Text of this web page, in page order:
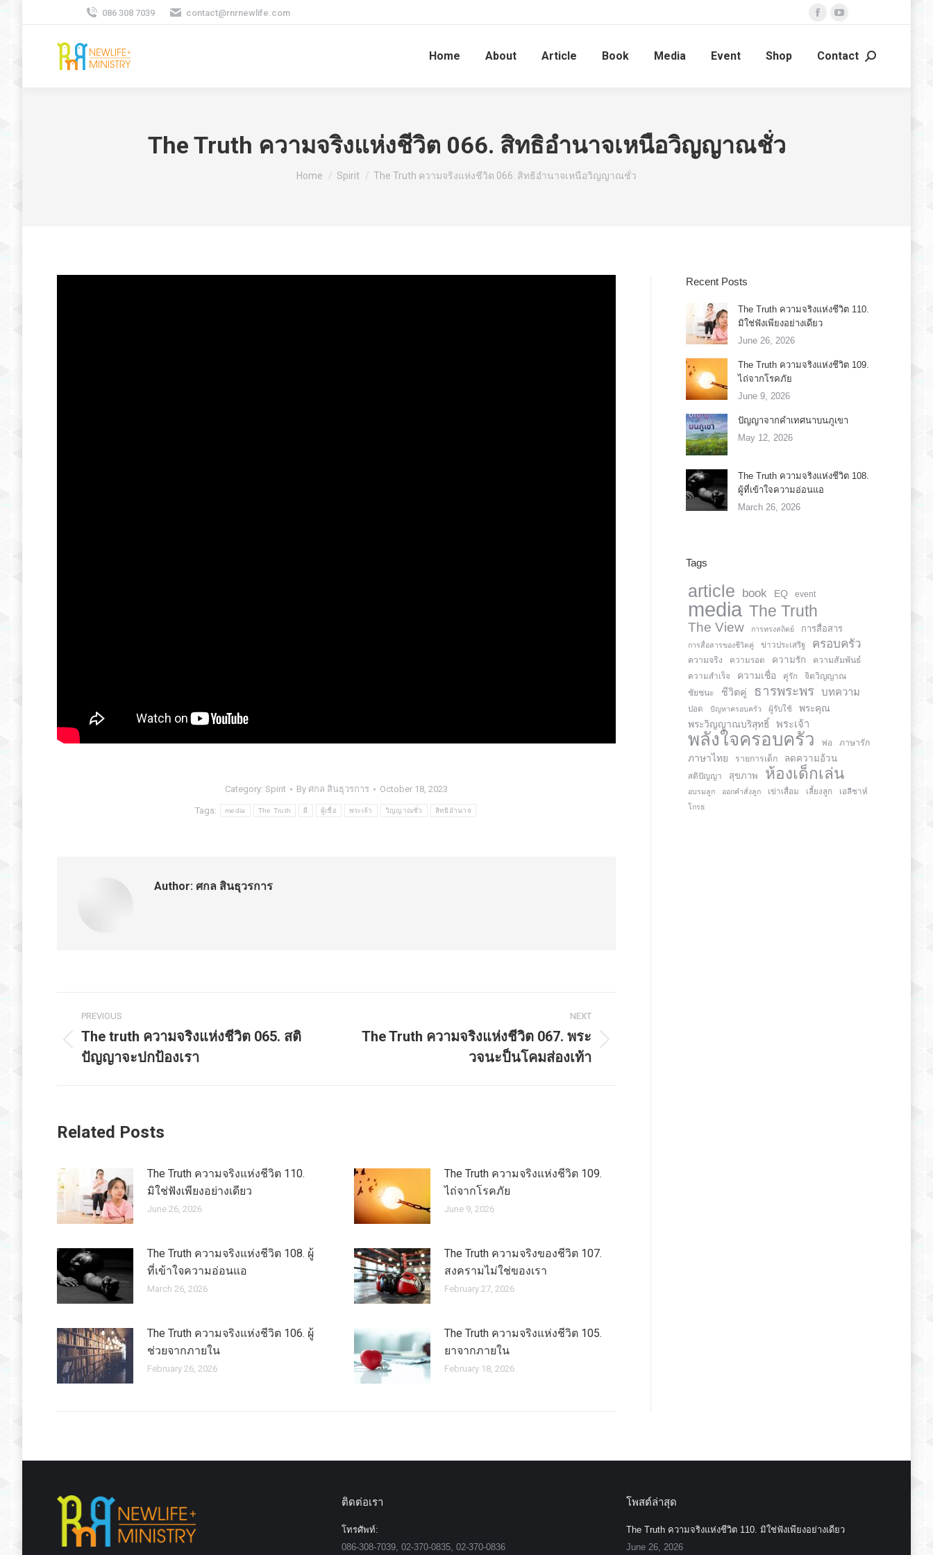
086 308 7039 contact@rnrnewlife.com
Facebook
opens
YouTube
opens
Home About Article Book Media Event Shop Contact Search:
The Truth ความจริงแห่งชีวิต 066. สิทธิอำนาจเหนือวิญญาณชั่ว
You are here:
Home Spirit The Truth ความจริงแห่งชีวิต 066. สิทธิอำนาจเหนือวิญญาณชั่ว
Category: Spirit By ศกล สินธุวรการ October 18, 2023
Tags: media The Truth ผี ผู้เชื่อ พระเจ้า วิญญาณชั่ว สิทธิอำนาจ
Author: ศกล สินธุวรการ
Post
navigation
PREVIOUS
post:
The truth ความจริงแห่งชีวิต 065. สติ
ปัญญาจะปกป้องเรา
NEXT
The Truth ความจริงแห่งชีวิต 067. พระ
วจนะป็นโคมส่องเท้า
Related Posts
The Truth ความจริงแห่งชีวิต 110.
มิใช่ฟังเพียงอย่างเดียว
June 26, 2026
The Truth ความจริงแห่งชีวิต 109.
ไถ่จากโรคภัย
June 9, 2026
The Truth ความจริงแห่งชีวิต 108. ผู้
ที่เข้าใจความอ่อนแอ
March 26, 2026
The Truth ความจริงของชีวิต 107.
สงครามไม่ใช่ของเรา
February 27, 2026
The Truth ความจริงแห่งชีวิต 106. ผู้
ช่วยจากภายใน
February 26, 2026
The Truth ความจริงแห่งชีวิต 105.
ยาจากภายใน
February 18, 2026
Recent Posts
The Truth ความจริงแห่งชีวิต 110.
มิใช่ฟังเพียงอย่างเดียว
June 26, 2026
The Truth ความจริงแห่งชีวิต 109.
ไถ่จากโรคภัย
June 9, 2026
ปัญญาจากคำเทศนาบนภูเขา
May 12, 2026
The Truth ความจริงแห่งชีวิต 108.
ผู้ที่เข้าใจความอ่อนแอ
March 26, 2026
Tags
article book EQ event
media The Truth
The View การทรงสถิตย์ การสื่อสาร
การสื่อสารของชีวิตคู่ ข่าวประเสริฐ ครอบครัว
ความจริง ความรอด ความรัก ความสัมพันธ์
ความสำเร็จ ความเชื่อ คู่รัก
จิตวิญญาณ
ชัยชนะ
ชีวิตคู่ ธารพระพร บทความ
ปอด ปัญหาครอบครัว ผู้รับใช้
พระคุณ
พระวิญญาณบริสุทธิ์
พระเจ้า
พลังใจครอบครัว พ่อ ภาษารัก
ภาษาไทย รายการเด็ก ลดความอ้วน
สติปัญญา สุขภาพ ห้องเด็กเล่น
อบรมลูก ออกคำสั่งลูก เข่าเสื่อม เลี้ยงลูก
เอลีชาห์
โกรธ
ติดต่อเรา
โทรศัพท์:
086-308-7039, 02-370-0835, 02-370-0836
โพสต์ล่าสุด
The Truth ความจริงแห่งชีวิต 110. มิใช่ฟังเพียงอย่างเดียว
June 26, 2026